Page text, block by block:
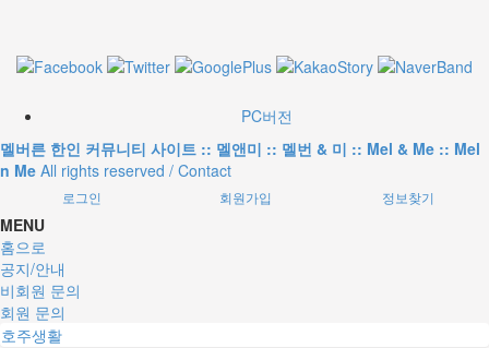
PC버전
멜버른 한인 커뮤니티 사이트 :: 멜앤미 :: 멜번 & 미 :: Mel & Me :: Mel
n Me All rights reserved / Contact
로그인 회원가입 정보찾기
MENU
홈으로
공지/안내
비회원 문의
회원 문의
호주생활